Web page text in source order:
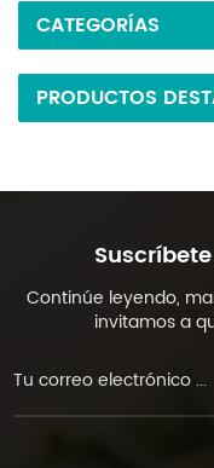
CATEGORÍAS
PRODUCTOS
Continúe leyendo,
invitamos a